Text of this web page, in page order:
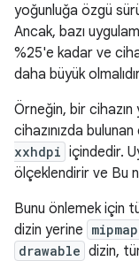
yoğunluğa özgü
Ancak, bazı
%25'e kadar ve
daha büyük
Örneğin, bir
cihazınızda
xxhdpi içindedir.
ölçeklendirir ve Bu
Bunu önlemek için
dizin yerine mipmap
drawable dizin,